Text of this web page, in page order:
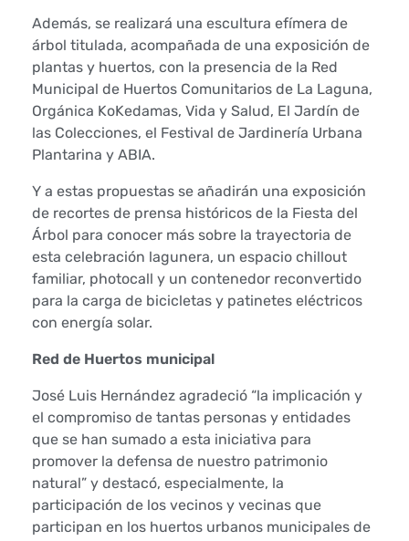
e
s
d
e
o
n
c
i
e
n
c
i
a
Además, se realizará una escultura efímera de
árbol titulada, acompañada de una exposición de
plantas y huertos, con la presencia de la Red
Municipal de Huertos Comunitarios de La Laguna,
Orgánica KoKedamas, Vida y Salud, El Jardín de
las Colecciones, el Festival de Jardinería Urbana
Plantarina y ABIA.
Y a estas propuestas se añadirán una exposición
de recortes de prensa históricos de la Fiesta del
Árbol para conocer más sobre la trayectoria de
esta celebración lagunera, un espacio chillout
familiar, photocall y un contenedor reconvertido
para la carga de bicicletas y patinetes eléctricos
con energía solar.
Red de Huertos municipal
José Luis Hernández agradeció “la implicación y
el compromiso de tantas personas y entidades
que se han sumado a esta iniciativa para
promover la defensa de nuestro patrimonio
natural” y destacó, especialmente, la
participación de los vecinos y vecinas que
participan en los huertos urbanos municipales de